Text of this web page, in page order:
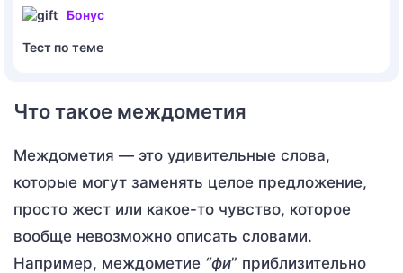
Бонус
Тест по теме
Что такое междометия
Междометия — это удивительные слова,
которые могут заменять целое предложение,
просто жест или какое-то чувство, которое
вообще невозможно описать словами.
Например, междометие “фи” приблизительно